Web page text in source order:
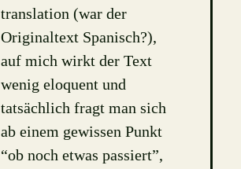
translation (war der
Originaltext Spanisch?),
auf mich wirkt der Text
wenig eloquent und
tatsächlich fragt man sich
ab einem gewissen Punkt
“ob noch etwas passiert”,